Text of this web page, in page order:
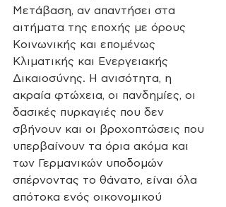
Μετάβαση, αν απαντήσει στα
αιτήματα της εποχής με όρους
Κοινωνικής και επομένως
Κλιματικής και Ενεργειακής
Δικαιοσύνης. Η ανισότητα, η
ακραία φτώχεια, οι πανδημίες, οι
δασικές πυρκαγιές που δεν
σβήνουν και οι βροχοπτώσεις που
υπερβαίνουν τα όρια ακόμα και
των Γερμανικών υποδομών
σπέρνοντας το θάνατο, είναι όλα
απότοκα ενός οικονομικού